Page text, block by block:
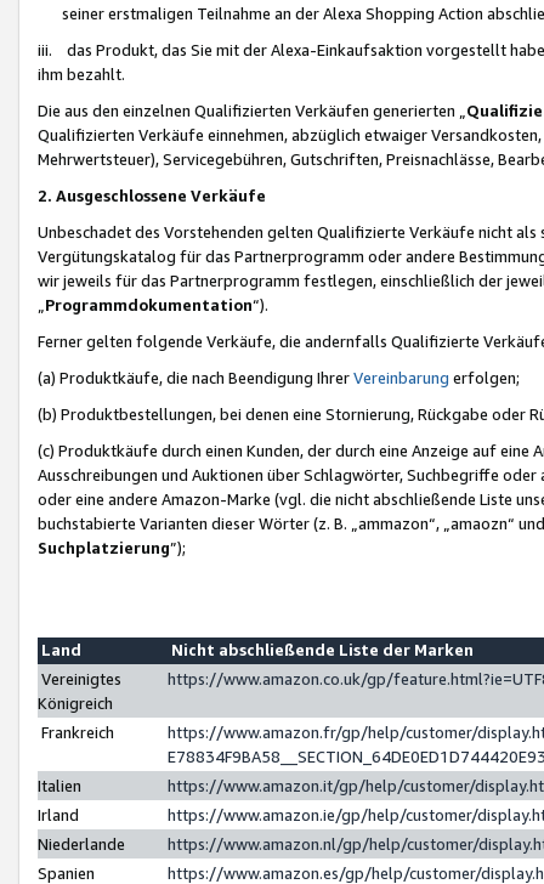
seiner erstmaligen Teilnahme an der Alexa Shopping Action
iii. das Produkt, das Sie mit der Alexa-Einkaufsaktion vorgestellt
ihm bezahlt.
Die aus den einzelnen Qualifizierten Verkäufen generierten „
Qualifizierten Verkäufe einnehmen, abzüglich etwaiger
Mehrwertsteuer), Servicegebühren, Gutschriften, Preisnachlässe,
2. Ausgeschlossene Verkäufe
Unbeschadet des Vorstehenden gelten Qualifizierte Verkäufe nicht
Vergütungskatalog für das Partnerprogramm oder andere
wir jeweils für das Partnerprogramm festlegen, einschließlich der
Programmdokumentation“).
Ferner gelten folgende Verkäufe, die andernfalls Qualifizierte
(a) Produktkäufe, die nach Beendigung IhrerVereinbarung erfolgen;
(b) Produktbestellungen, bei denen eine Stornierung, Rückgabe oder
(c) Produktkäufe durch einen Kunden, der durch eine Anzeige auf
Ausschreibungen und Auktionen über Schlagwörter, Suchbegriffe
oder eine andere Amazon-Marke (vgl. die nicht abschließende Liste
buchstabierte Varianten dieser Wörter (z. B. „ammazon“, „amaozn“
Suchplatzierung”);
Land
Nicht abschließende Liste der Marken
Vereinigtes
Königreich
https://www.amazon.co.uk/gp/
Frankreich
https://www.amazon.fr/gp/help/customer/
Italien
https://www.amazon.it/gp/help/customer/
Irland
https://www.amazon.ie/gp/help/customer/
Niederlande
https://www.amazon.nl/gp/help/customer/
Spanien
https://www.amazon.es/gp/help/customer/